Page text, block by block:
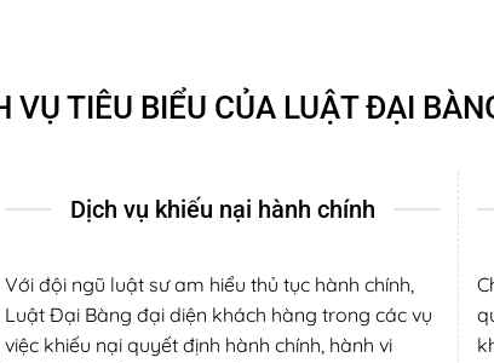
VỤ TIÊU BIỂU CỦA LUẬT ĐẠI
Dịch vụ khiếu nại hành chính
Với đội ngũ luật sư am hiểu thủ tục hành chính,
Luật Đại Bàng đại diện khách hàng trong các vụ
việc khiếu nại quyết định hành chính, hành vi